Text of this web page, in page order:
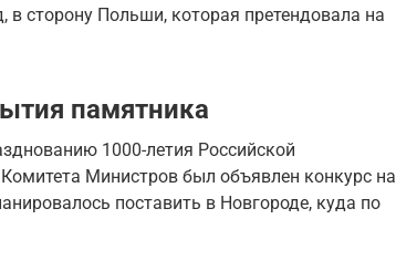
в сторону Польши, которая претендовала на
памятника
1000-летия Российской
Министров был объявлен конкурс на
поставить в Новгороде, куда по